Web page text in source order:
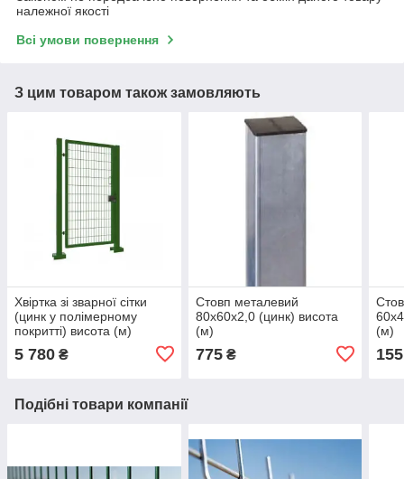
належної якості
Всі умови повернення
З цим товаром також замовляють
Хвіртка зі зварної сітки
(цинк у полімерному
покритті) висота (м)
5 780 ₴
Стовп металевий
80х60х2,0 (цинк) висота
(м)
775₴
(м)
155
Подібні товари компанії